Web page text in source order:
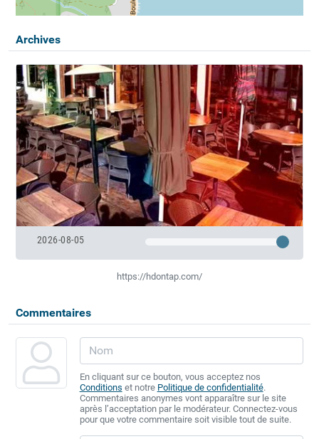
Archives
2026-08-05
https://hdontap.com/
Commentaires
En cliquant sur ce bouton, vous acceptez nos
Conditions et notre Politique de confidentialité.
Commentaires anonymes vont apparaître sur le site
après l’acceptation par le modérateur. Connectez-vous
pour que votre commentaire soit visible tout de suite.